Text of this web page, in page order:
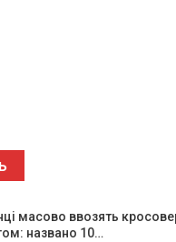
масово ввозять
названо 10…